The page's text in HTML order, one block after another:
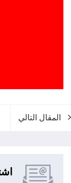
المقال التالي